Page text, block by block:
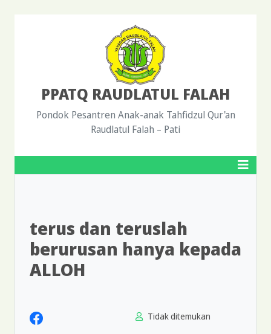
PPATQ RAUDLATUL FALAH
Pondok Pesantren Anak-anak Tahfidzul Qur'an
Raudlatul Falah – Pati
terus dan teruslah
berurusan hanya kepada
ALLOH
Tidak ditemukan